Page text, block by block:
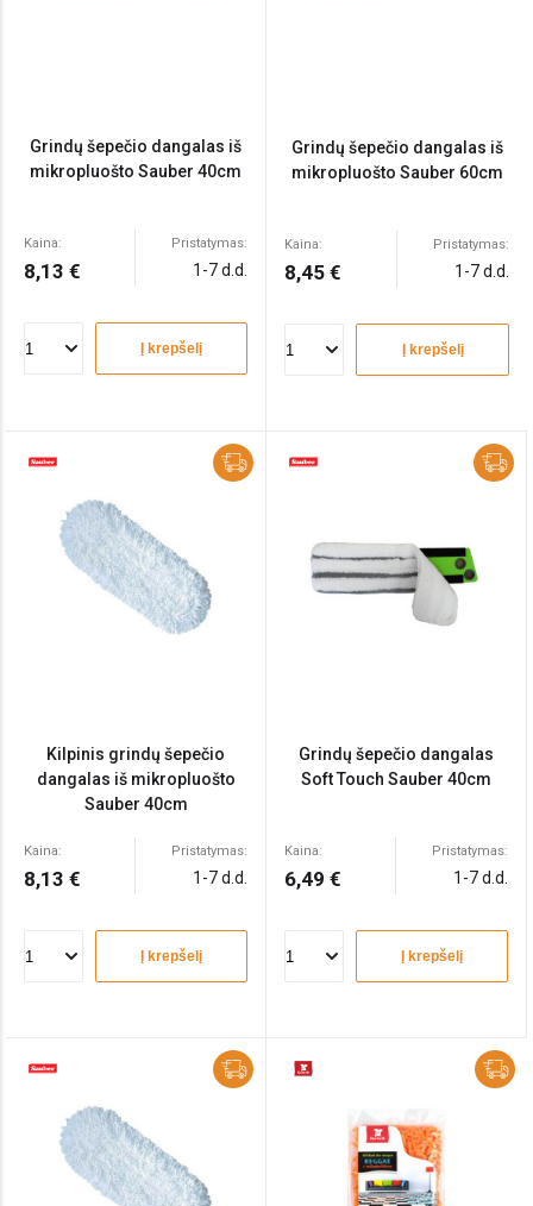
Grindų šepečio dangalas iš
mikropluošto Sauber 40cm
Kaina:
8,13 €
Pristatymas:
1-7 d.d.
Į krepšelį
Grindų šepečio dangalas iš
mikropluošto Sauber 60cm
Kaina:
8,45 €
Pristatymas:
1-7 d.d.
Į krepšelį
Kilpinis grindų šepečio
dangalas iš mikropluošto
Sauber 40cm
Kaina:
8,13 €
Pristatymas:
1-7 d.d.
Į krepšelį
Grindų šepečio dangalas
Soft Touch Sauber 40cm
Kaina:
6,49 €
Pristatymas:
1-7 d.d.
Į krepšelį